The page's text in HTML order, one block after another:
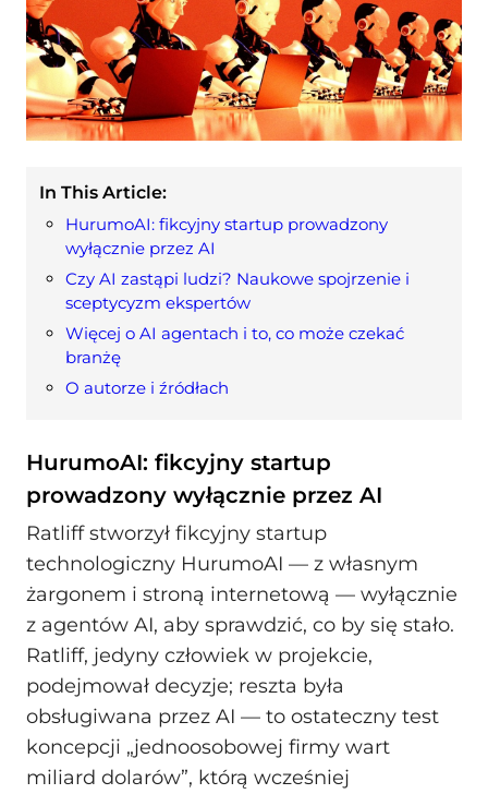
In This Article:
HurumoAI: fikcyjny startup prowadzony
wyłącznie przez AI
Czy AI zastąpi ludzi? Naukowe spojrzenie i
sceptycyzm ekspertów
Więcej o AI agentach i to, co może czekać
branżę
O autorze i źródłach
HurumoAI: fikcyjny startup
prowadzony wyłącznie przez AI
Ratliff stworzył fikcyjny startup
technologiczny HurumoAI — z własnym
żargonem i stroną internetową — wyłącznie
z agentów AI, aby sprawdzić, co by się stało.
Ratliff, jedyny człowiek w projekcie,
podejmował decyzje; reszta była
obsługiwana przez AI — to ostateczny test
koncepcji „jednoosobowej firmy wart
miliard dolarów”, którą wcześniej